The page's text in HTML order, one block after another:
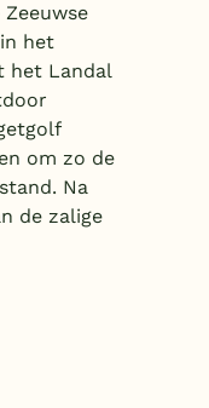
het
het Landal
om zo de
Na
de zalige